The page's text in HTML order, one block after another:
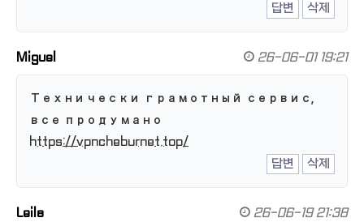
답변
삭제
Miguel 26-06-01 19:21
Технически грамотный сервис,
все продумано
https://vpncheburnet.top/
답변
삭제
Leila 26-06-19 21:38